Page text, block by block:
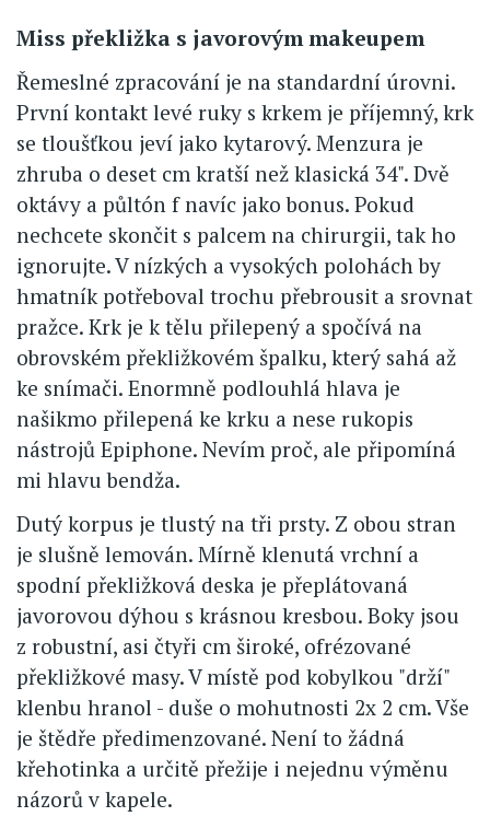
Miss překližka s javorovým makeupem
Řemeslné zpracování je na standardní úrovni.
První kontakt levé ruky s krkem je příjemný, krk
se tloušťkou jeví jako kytarový. Menzura je
zhruba o deset cm kratší než klasická 34". Dvě
oktávy a půltón f navíc jako bonus. Pokud
nechcete skončit s palcem na chirurgii, tak ho
ignorujte. V nízkých a vysokých polohách by
hmatník potřeboval trochu přebrousit a srovnat
pražce. Krk je k tělu přilepený a spočívá na
obrovském překližkovém špalku, který sahá až
ke snímači. Enormně podlouhlá hlava je
našikmo přilepená ke krku a nese rukopis
nástrojů Epiphone. Nevím proč, ale připomíná
mi hlavu bendža.
Dutý korpus je tlustý na tři prsty. Z obou stran
je slušně lemován. Mírně klenutá vrchní a
spodní překližková deska je přeplátovaná
javorovou dýhou s krásnou kresbou. Boky jsou
z robustní, asi čtyři cm široké, ofrézované
překližkové masy. V místě pod kobylkou "drží"
klenbu hranol - duše o mohutnosti 2x 2 cm. Vše
je štědře předimenzované. Není to žádná
křehotinka a určitě přežije i nejednu výměnu
názorů v kapele.